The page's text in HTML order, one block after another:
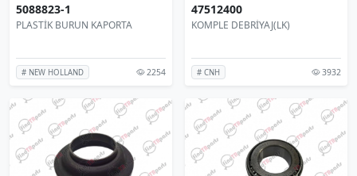
5088823-1
PLASTİK BURUN KAPORTA
# NEW HOLLAND 2254
47512400
KOMPLE DEBRİYAJ(LK)
# CNH 3932